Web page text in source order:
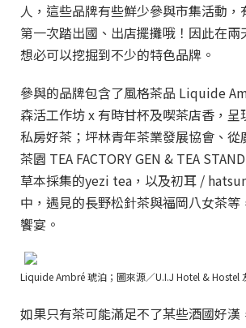
人，這些品牌有些鮮少參與市集活動
第一次踏出國、出店擺攤哦！因此在兩
想必可以挖掘到不少的特色品牌。
參與的品牌包含了風格茶品 Liquide
森活工作坊 x 有時甘杯及喫茶店香，呈
私房好茶；坪林青年茶業發展協會、從
茶園 TEA FACTORY GEN & TEA
草本採集的yezi tea，以及初耳 /
中，遇見的長野松針茶與福岡八女茶等
饗宴。
Liquide Ambré 琥泊；圖來源／U.I.J Hotel & Hostel
如果只有茶可能滿足不了某些酒國好漢